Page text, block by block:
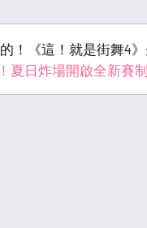
！《這！就是街舞4
夏日炸場開啟全新賽制